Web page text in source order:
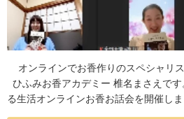
オンラインでお香作りのスペシャリ
ひふみお香アカデミー 椎名まさえで
る生活オンラインお香お話会を開催しま